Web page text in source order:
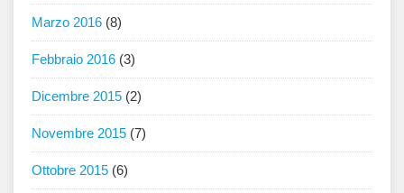
Marzo 2016 (8)
Febbraio 2016 (3)
Dicembre 2015 (2)
Novembre 2015 (7)
Ottobre 2015 (6)